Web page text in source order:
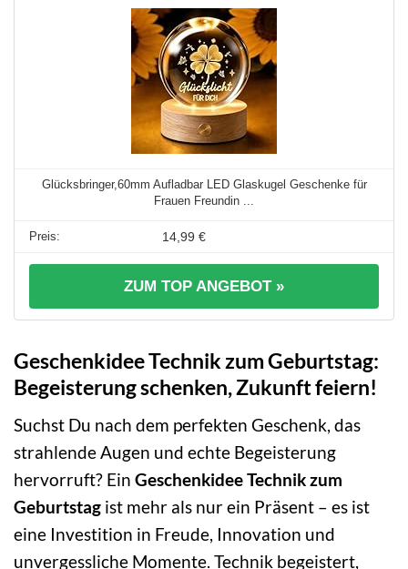
Glücksbringer,60mm Aufladbar LED Glaskugel Geschenke für
Frauen Freundin ...
14,99 €
ZUM TOP ANGEBOT »
Geschenkidee Technik zum Geburtstag:
Begeisterung schenken, Zukunft feiern!
Suchst Du nach dem perfekten Geschenk, das
strahlende Augen und echte Begeisterung
hervorruft? Ein Geschenkidee Technik zum
Geburtstag ist mehr als nur ein Präsent – es ist
eine Investition in Freude, Innovation und
unvergessliche Momente. Technik begeistert,